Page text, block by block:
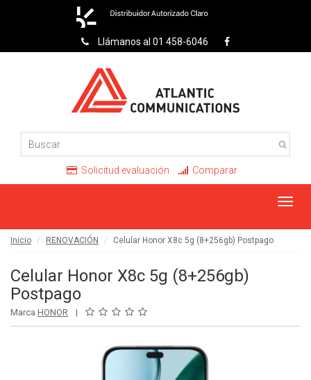
Llámanos al 01 458-6046
Solicitud evaluación Comparar
Inicio RENOVACIÓN Celular Honor X8c 5g (8+256gb) Postpago
Celular Honor X8c 5g (8+256gb)
Postpago
Marca HONOR